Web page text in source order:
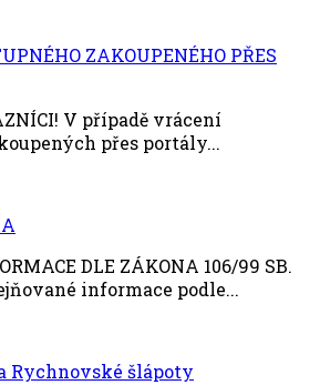
ZAKOUPENÉHO PŘES
V případě vrácení
přes portály...
DLE ZÁKONA 106/99 SB.
informace podle...
Rychnovské šlápoty